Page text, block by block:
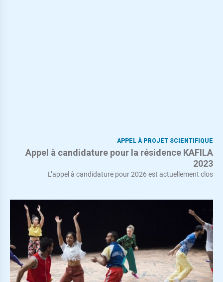
APPEL À PROJET SCIENTIFIQUE
Appel à candidature pour la résidence KAFILA
2023
L’appel à candidature pour 2026 est actuellement clos